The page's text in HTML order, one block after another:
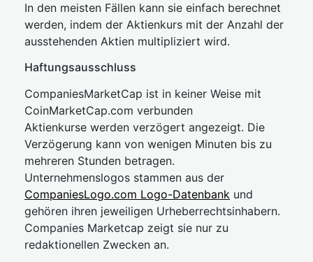
In den meisten Fällen kann sie einfach berechnet
werden, indem der Aktienkurs mit der Anzahl der
ausstehenden Aktien multipliziert wird.
Haftungsausschluss
CompaniesMarketCap ist in keiner Weise mit
CoinMarketCap.com verbunden
Aktienkurse werden verzögert angezeigt. Die
Verzögerung kann von wenigen Minuten bis zu
mehreren Stunden betragen.
Unternehmenslogos stammen aus der
CompaniesLogo.com Logo-Datenbank und
gehören ihren jeweiligen Urheberrechtsinhabern.
Companies Marketcap zeigt sie nur zu
redaktionellen Zwecken an.